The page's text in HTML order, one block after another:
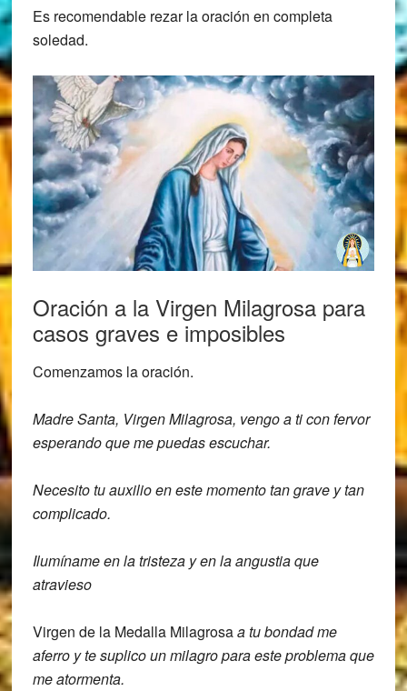
Es recomendable rezar la oración en completa
soledad.
Oración a la Virgen Milagrosa para
casos graves e imposibles
Comenzamos la oración.
Madre Santa, Virgen Milagrosa, vengo a ti con fervor
esperando que mepuedas escuchar.
Necesito tu auxilio en este momento tangrave y tan
complicado.
Ilumínameen la tristeza y en laangustia que
atravieso
Virgen de la Medalla Milagrosaa tu bondad me
aferro y te suplico unmilagro para este problema que
meatormenta.